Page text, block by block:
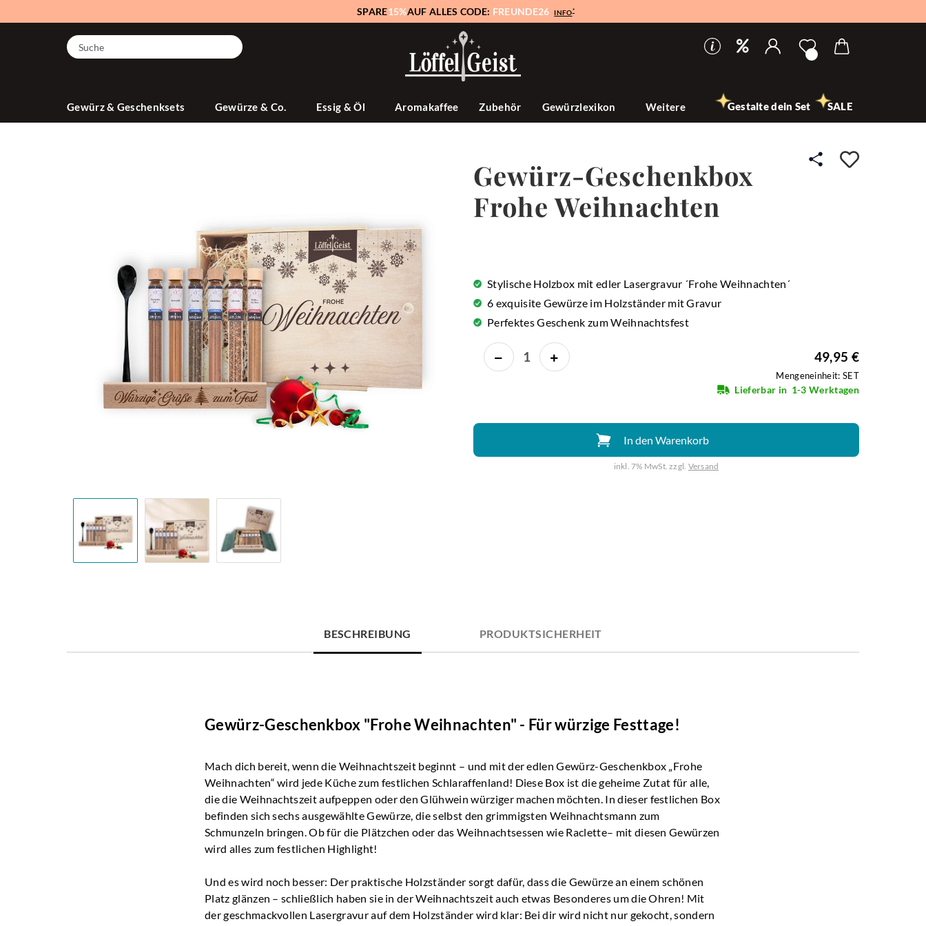
SPARE15%AUF ALLES CODE: FREUNDE26 INFO*
Suche
Gestalte dein Set SALE
Gewürz & Geschenksets Gewürze & Co. Essig & Öl Aromakaffee Zubehör Gewürzlexikon Weitere
Auf
Gewürz-Geschenkbox
Frohe Weihnachten
Stylische Holzbox mit edler Lasergravur ´Frohe Weihnachten´
6 exquisite Gewürze im Holzständer mit Gravur
Perfektes Geschenk zum Weihnachtsfest
49,95 €
Mengeneinheit: SET
Lieferbar in 1-3 Werktagen
In den Warenkorb
inkl. 7% MwSt. zzgl. Versand
Weiter mit
BESCHREIBUNG PRODUKTSICHERHEIT
Gewürz-Geschenkbox "Frohe Weihnachten" - Für würzige Festtage!
Mach dich bereit, wenn die Weihnachtszeit beginnt – und mit der edlen Gewürz-Geschenkbox „Frohe
Weihnachten“ wird jede Küche zum festlichen Schlaraffenland! Diese Box ist die geheime Zutat für alle,
die die Weihnachtszeit aufpeppen oder den Glühwein würziger machen möchten. In dieser festlichen Box
befinden sich sechs ausgewählte Gewürze, die selbst den grimmigsten Weihnachtsmann zum
Schmunzeln bringen. Ob für die Plätzchen oder das Weihnachtsessen wie Raclette– mit diesen Gewürzen
wird alles zum festlichen Highlight!
Und es wird noch besser: Der praktische Holzständer sorgt dafür, dass die Gewürze an einem schönen
Platz glänzen – schließlich haben sie in der Weihnachtszeit auch etwas Besonderes um die Ohren! Mit
der geschmackvollen Lasergravur auf dem Holzständer wird klar: Bei dir wird nicht nur gekocht, sondern